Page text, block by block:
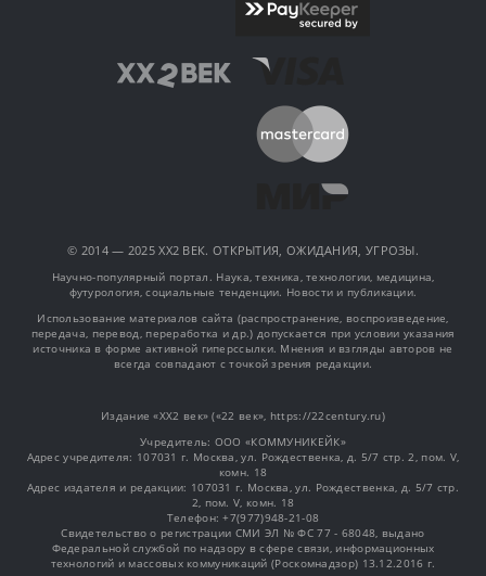
© 2014 — 2025 XX2 ВЕК. ОТКРЫТИЯ, ОЖИДАНИЯ, УГРОЗЫ.
Научно-популярный портал. Наука, техника, технологии, медицина,
футурология, социальные тенденции. Новости и публикации.
Использование материалов сайта (распространение, воспроизведение,
передача, перевод, переработка и др.) допускается при условии указания
источника в форме активной гиперссылки. Мнения и взгляды авторов не
всегда совпадают с точкой зрения редакции.
Издание «XX2 век» («22 век», https://22century.ru)
Учредитель: OOO «КОММУНИКЕЙК»
Адрес учредителя: 107031 г. Москва, ул. Рождественка, д. 5/7 стр. 2, пом. V,
комн. 18
Адрес издателя и редакции: 107031 г. Москва, ул. Рождественка, д. 5/7 стр.
2, пом. V, комн. 18
Телефон: +7(977)948-21-08
Свидетельство о регистрации СМИ ЭЛ № ФС 77 - 68048, выдано
Федеральной службой по надзору в сфере связи, информационных
технологий и массовых коммуникаций (Роскомнадзор) 13.12.2016 г.